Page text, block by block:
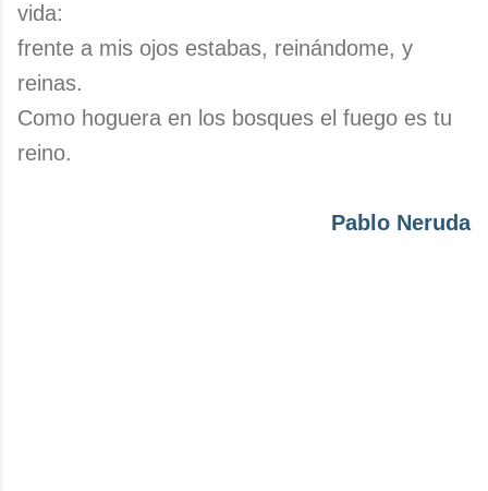
vida:
frente a mis ojos estabas, reinándome, y
reinas.
Como hoguera en los bosques el fuego es tu
reino.
Pablo Neruda